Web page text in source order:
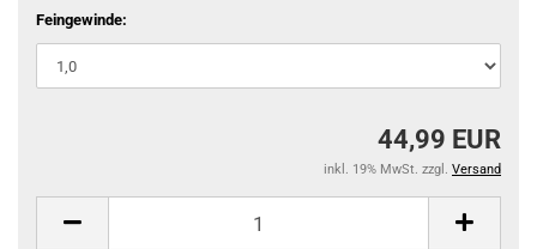
Feingewinde:
44,99 EUR
inkl. 19% MwSt. zzgl. Versand